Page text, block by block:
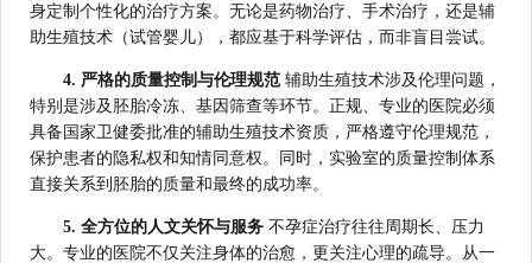
身定制个性化的治疗方案。无论是药物治疗、手术治疗，还是辅
助生殖技术（试管婴儿），都应基于科学评估，而非盲目尝试。
4. 严格的质量控制与伦理规范 辅助生殖技术涉及伦理问题，
特别是涉及胚胎冷冻、基因筛查等环节。正规、专业的医院必须
具备国家卫健委批准的辅助生殖技术资质，严格遵守伦理规范，
保护患者的隐私权和知情同意权。同时，实验室的质量控制体系
直接关系到胚胎的质量和最终的成功率。
5. 全方位的人文关怀与服务 不孕症治疗往往周期长、压力
大。专业的医院不仅关注身体的治愈，更关注心理的疏导。从一